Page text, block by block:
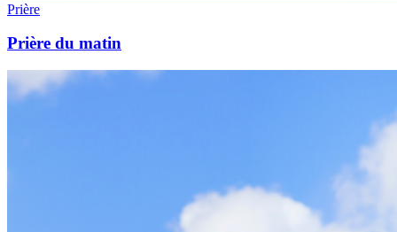
Prière
Prière du matin